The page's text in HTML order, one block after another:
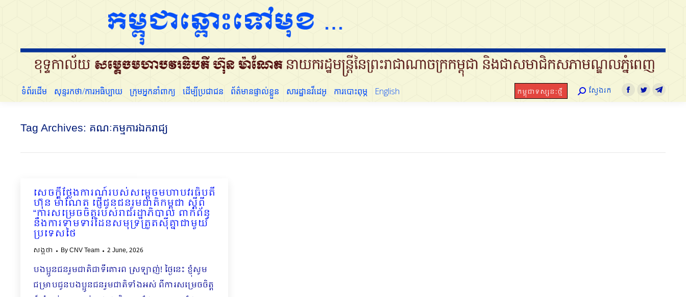
ទំព័រដើម សុន្ទរកថា/ការអធិប្បាយ ក្រុមអ្នកនាំពាក្យ ដើម្បីប្រជាជន ព័ត៌មានផ្ទាល់ខ្លួន សារដ្ឋានវីដេអូ ការបោះពុម្ភ English កម្ពុជាទស្សនៈថ្មី Search:
ស្វែងរក Facebook
Twitter
Tag Archives: គណៈកម្មការឯករាជ្យ
សេចក្តីថ្លែងការណ៍របស់សម្តេចមហាបវរធិបតី
ហ៊ុន ម៉ាណែត ផ្ញើជូនជនរួមជាតិកម្ពុជា ស្ដីពី
“ការសម្រេចចិត្តរបស់រាជរដ្ឋាភិបាល ពាក់ព័ន្ធ
នឹងការទាមទារដែនសមុទ្រត្រួតស៊ីគ្នាជាមួយ
ប្រទេសថៃ
សង្កថា ByCNV Team 2 June, 2026
បងប្អូនជនរួមជាតិជាទីគោរព ស្រឡាញ់! ថ្ងៃនេះ ខ្ញុំសូម
ជម្រាបជូនបងប្អូនជនរួមជាតិទាំងអស់ ពីការសម្រេចចិត្ត
សុន្ទរកថា/ការអធិប្បាយ ក្រុមអ្នកនាំពាក្យ ដើម្បីប្រជាជន ព័ត៌មានផ្ទាល់ខ្លួន